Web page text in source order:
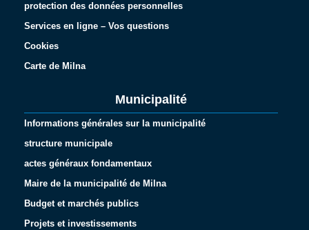
protection des données personnelles
Services en ligne – Vos questions
Cookies
Carte de Milna
Municipalité
Informations générales sur la municipalité
structure municipale
actes généraux fondamentaux
Maire de la municipalité de Milna
Budget et marchés publics
Projets et investissements